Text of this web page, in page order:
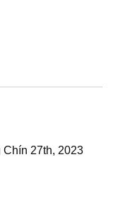
27th, 2023